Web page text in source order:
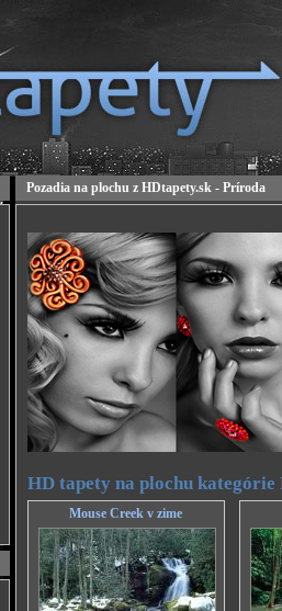
Pozadia na plochu z HDtapety.sk - Príroda
HD tapety na plochu
Mouse Creek v zime